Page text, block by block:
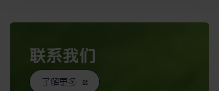
联系我们
了解更多